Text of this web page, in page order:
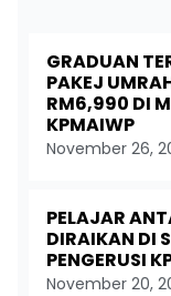
GRADUAN
PAKEJ
RM6,990 DI
KPMAIWP
November 26,
PELAJAR
DIRAIKAN DI
PENGERUSI
November 20,